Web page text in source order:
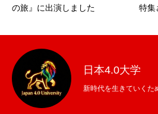
の旅』に出演しました
特集
日本4.0大学
新時代を生きていくた